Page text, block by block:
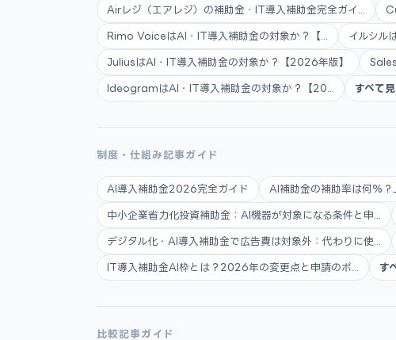
Airレジ（エアレジ）の補助金・IT導入補助金完全ガイ...
Rimo VoiceはAI・IT導入補助金の対象か？【... イルシル
JuliusはAI・IT導入補助金の対象か？【2026年版】
IdeogramはAI・IT導入補助金の対象か？【20... すべて
制度・仕組み記事ガイド
AI導入補助金2026完全ガイド AI補助金の補助率は何%？
中小企業省力化投資補助金：AI機器が対象になる条件と申...
デジタル化・AI導入補助金で広告費は対象外：代わりに使...
IT導入補助金AI枠とは？2026年の変更点と申請のポ... す
比較記事ガイド